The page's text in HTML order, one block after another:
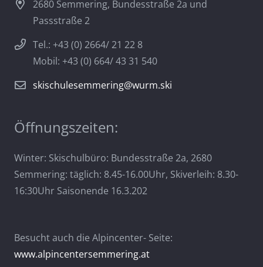
2680 Semmering, Bundesstraße 2a und
Passstraße 2
Tel.: +43 (0) 2664/ 21 22 8
Mobil: +43 (0) 664/ 43 31 540
skischulesemmering@wurm.ski
Öffnungszeiten:
Winter: Skischulbüro: Bundesstraße 2a, 2680
Semmering: täglich: 8.45-16.00Uhr, Skiverleih: 8.30-
16:30Uhr Saisonende 16.3.202
Besucht auch die Alpincenter- Seite:
www.alpincentersemmering.at